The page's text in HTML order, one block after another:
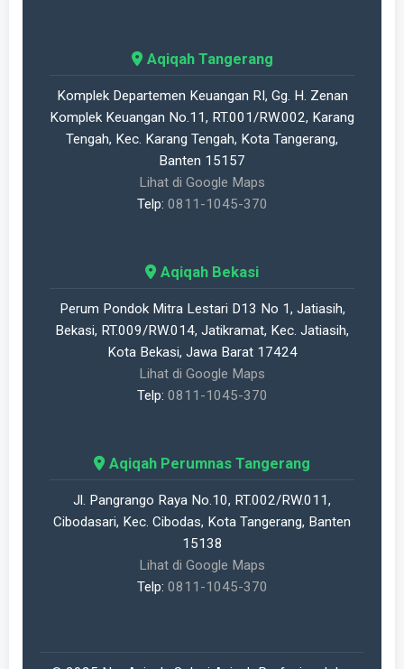
Aqiqah Tangerang
Komplek Departemen Keuangan RI, Gg. H. Zenan
Komplek Keuangan No.11, RT.001/RW.002, Karang
Tengah, Kec. Karang Tengah, Kota Tangerang,
Banten 15157
Lihat di Google Maps
Telp: 0811-1045-370
Aqiqah Bekasi
Perum Pondok Mitra Lestari D13 No 1, Jatiasih,
Bekasi, RT.009/RW.014, Jatikramat, Kec. Jatiasih,
Kota Bekasi, Jawa Barat 17424
Lihat di Google Maps
Telp: 0811-1045-370
Aqiqah Perumnas Tangerang
Jl. Pangrango Raya No.10, RT.002/RW.011,
Cibodasari, Kec. Cibodas, Kota Tangerang, Banten
15138
Lihat di Google Maps
Telp: 0811-1045-370